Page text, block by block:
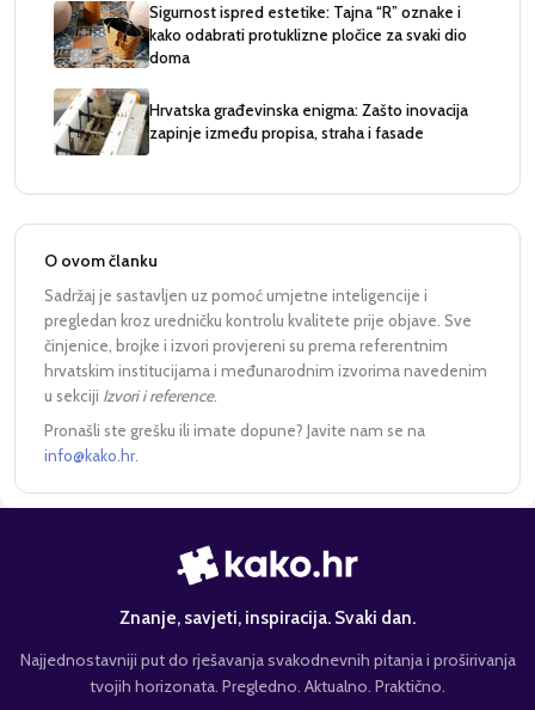
Sigurnost ispred estetike: Tajna “R” oznake i
kako odabrati protuklizne pločice za svaki dio
doma
Hrvatska građevinska enigma: Zašto inovacija
zapinje između propisa, straha i fasade
O ovom članku
Sadržaj je sastavljen uz pomoć umjetne inteligencije i
pregledan kroz uredničku kontrolu kvalitete prije objave. Sve
činjenice, brojke i izvori provjereni su prema referentnim
hrvatskim institucijama i međunarodnim izvorima navedenim
u sekciji Izvori i reference.
Pronašli ste grešku ili imate dopune? Javite nam se na
info@kako.hr
Znanje, savjeti, inspiracija. Svaki dan.
Najjednostavniji put do rješavanja svakodnevnih pitanja i proširivanja
tvojih horizonata. Pregledno. Aktualno. Praktično.